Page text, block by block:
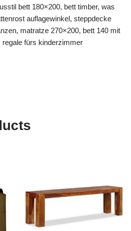
bett 180×200, bett timber, was
auflagewinkel, steppdecke
matratze 270×200, bett 140 mit
regale fürs kinderzimmer